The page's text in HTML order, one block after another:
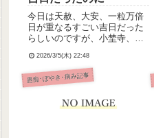
今日は天赦、大安、一粒万倍
日が重なるすごい吉日だった
らしいのですが、小埜寺、全
😞久しぶりにガチガチに緊張
しちゃって出勤はしたものの
すぐ早退(たぶん欠勤扱いにな
なくて追加で不安時薬飲んで
2026/3/5(木) 22:48
愚痴･ぼやき･病み記事